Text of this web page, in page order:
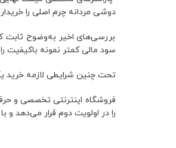
دوشی مردانه چرم اصلی را
بررسی‌های اخیر به‌وضوح ثابت
سود مالی کمتر نمونه باکیفیت
تحت چنین شرایطی لازمه خرید
فروشگاه اینترنتی تخصصی و
را در اولویت دوم قرار می‌دهد